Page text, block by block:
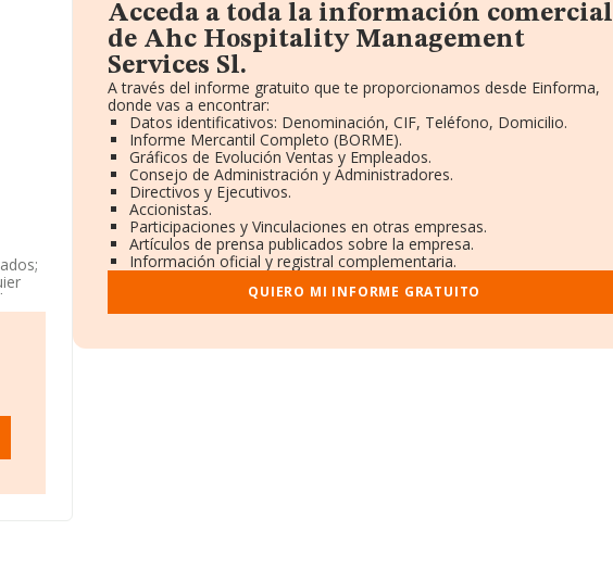
año
Acceda a toda la información comercial
de Ahc Hospitality Management
Services Sl.
A través del informe gratuito que te proporcionamos desde Einforma,
donde vas a encontrar:
Datos identificativos: Denominación, CIF, Teléfono, Domicilio.
Informe Mercantil Completo (BORME).
Gráficos de Evolución Ventas y Empleados.
Consejo de Administración y Administradores.
Directivos y Ejecutivos.
Accionistas.
Participaciones y Vinculaciones en otras empresas.
Artículos de prensa publicados sobre la empresa.
Información oficial y registral complementaria.
QUIERO MI INFORME GRATUITO